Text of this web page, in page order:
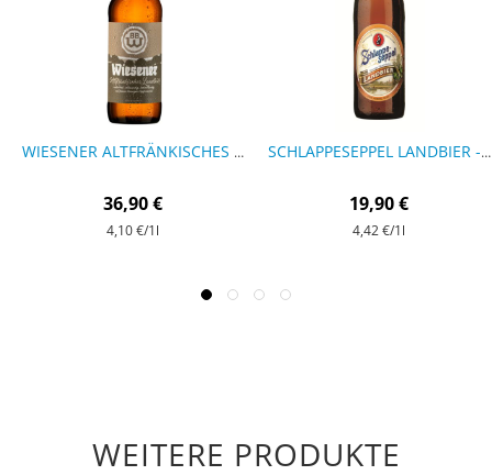
WIESENER ALTFRÄNKISCHES LANDBIER - 9 FLASCHEN
36,90 €
4,10 €/1l
SCHLAPPESEPPEL LANDBIER - 9 FLASCHEN
19,90 €
4,42 €/1l
WEITERE PRODUKTE